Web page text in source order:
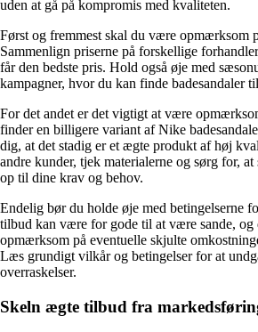
uden at gå på kompromis med kvaliteten.
Først og fremmest skal du være opmærksom
Sammenlign priserne på forskellige
får den bedste pris. Hold også øje med
kampagner, hvor du kan finde badesandaler
For det andet er det vigtigt at være
finder en billigere variant af Nike
dig, at det stadig er et ægte produkt af høj
andre kunder, tjek materialerne og sørg for, at
op til dine krav og behov.
Endelig bør du holde øje med betingelserne
tilbud kan være for gode til at være sande,
opmærksom på eventuelle skjulte
Læs grundigt vilkår og betingelser for at
overraskelser.
Skeln ægte tilbud fra